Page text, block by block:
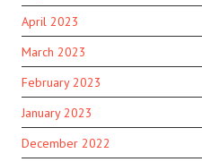
April 2023
March 2023
February 2023
January 2023
December 2022